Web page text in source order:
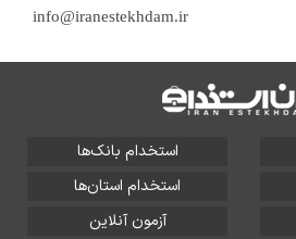
info@iranestekhdam.ir
استخدام بانک‌ها
استخدام استان‌ها
آزمون آنلاین